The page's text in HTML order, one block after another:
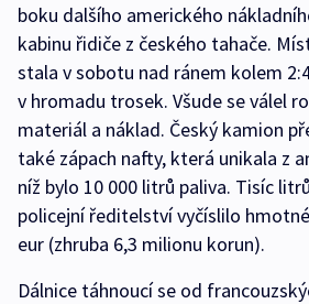
boku dalšího amerického
kabinu řidiče z českého tahače.
stala v sobotu nad ránem kolem
v hromadu trosek. Všude se válel
materiál a náklad. Český kamion
také zápach nafty, která unikala z
níž bylo 10 000 litrů paliva. Tisíc
policejní ředitelství vyčíslilo
eur (zhruba 6,3 milionu korun).
Dálnice táhnoucí se od